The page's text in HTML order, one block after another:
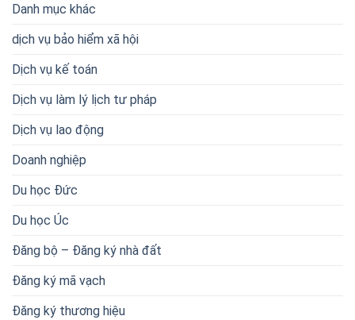
Danh mục khác
dịch vụ bảo hiểm xã hội
Dịch vụ kế toán
Dịch vụ làm lý lịch tư pháp
Dịch vụ lao động
Doanh nghiệp
Du học Đức
Du học Úc
Đăng bộ – Đăng ký nhà đất
Đăng ký mã vạch
Đăng ký thương hiệu